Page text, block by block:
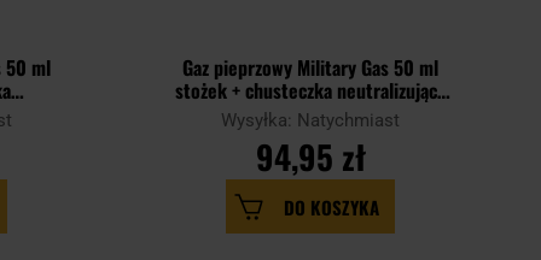
50 ml
-
Gaz pieprzowy Military Gas 50 ml
stożek + chusteczka neutralizująca
Gas Relief + kabura - zestaw
Wysyłka: Natychmiast
94,95 zł
DO KOSZYKA